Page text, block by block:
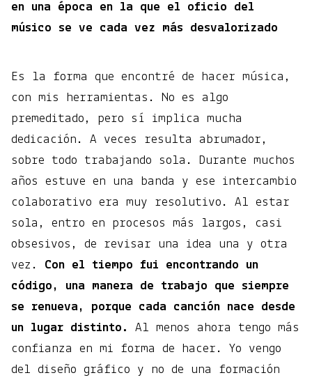
en una época en la que el oficio del
músico se ve cada vez más desvalorizado
Es la forma que encontré de hacer música,
con mis herramientas. No es algo
premeditado, pero sí implica mucha
dedicación. A veces resulta abrumador,
sobre todo trabajando sola. Durante muchos
años estuve en una banda y ese intercambio
colaborativo era muy resolutivo. Al estar
sola, entro en procesos más largos, casi
obsesivos, de revisar una idea una y otra
vez. Con el tiempo fui encontrando un
código, una manera de trabajo que siempre
se renueva, porque cada canción nace desde
un lugar distinto.
Al menos ahora tengo más
confianza en mi forma de hacer. Yo vengo
del diseño gráfico y no de una formación